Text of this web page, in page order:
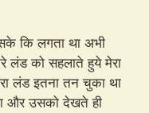
कि लगता था अभी
लंड को सहलाते हुये मेरा
लंड इतना तन चुका था
और उसको देखते ही